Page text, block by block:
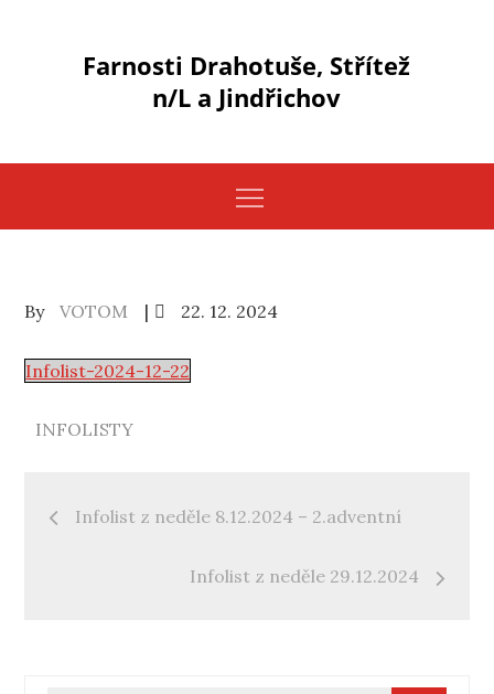
Farnosti Drahotuše, Střítež
n/L a Jindřichov
By VOTOM
Posted
22. 12. 2024
Infolist-2024-12-22
INFOLISTY
Navigace
Infolist z neděle 8.12.2024 – 2.adventní
Infolist z neděle 29.12.2024